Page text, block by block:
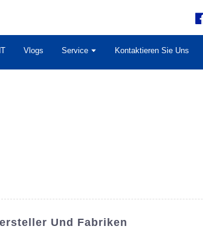
Vlogs Service Kontaktieren Sie Uns
Und Fabriken